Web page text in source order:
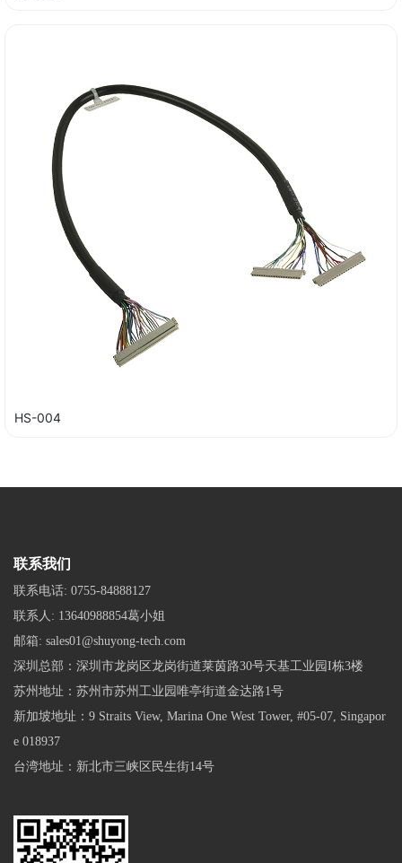
HS-004
联系我们
联系电话: 0755-84888127
联系人: 13640988854葛小姐
邮箱: sales01@shuyong-tech.com
深圳总部：深圳市龙岗区龙岗街道莱茵路30号天基工业园I栋3楼
苏州地址：苏州市苏州工业园唯亭街道金达路1号
新加坡地址：9 Straits View, Marina One West Tower, #05-07, Singapor
e 018937
台湾地址：新北市三峡区民生街14号